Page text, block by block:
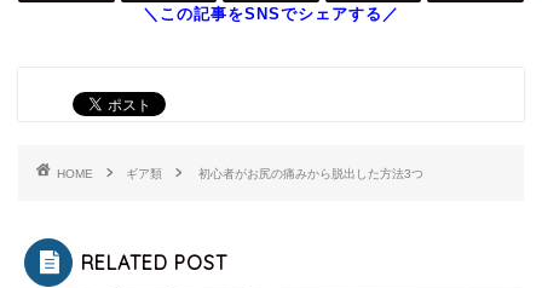
HOME ギア類 初心者がお尻の痛みから脱出した方法3つ
RELATED POST